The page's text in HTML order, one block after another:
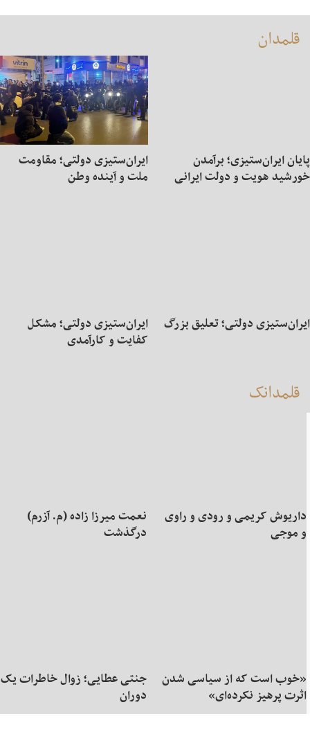
قلمدان
پایان ایران‌ستیزی؛ برآمدن
خورشید هویت و دولت ایرانی
ایران‌ستیزی دولتی؛ مقاومت
ملت و آینده وطن
ایران‌ستیزی دولتی؛ تعلیق بزرگ ایران‌ستیزی دولتی؛ مشکل
کفایت و کارآمدی
قلمدانک
داریوش کریمی و رودی و راوی
و موجی
نعمت میرزا زاده (م. آزرم)
درگذشت
«خوب است که از سیاسی شدن
اثرت پرهیز نکرده‌ای»
جنتی عطایی؛ زوال خاطرات یک
دوران